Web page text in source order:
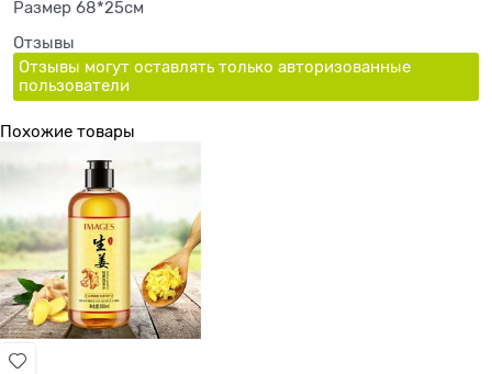
Размер 68*25см
Отзывы
Отзывы могут оставлять только авторизованные
пользователи
Похожие товары